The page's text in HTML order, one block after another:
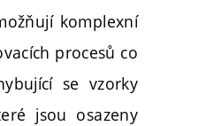
komplexní
procesů co
se vzorky
jsou osazeny